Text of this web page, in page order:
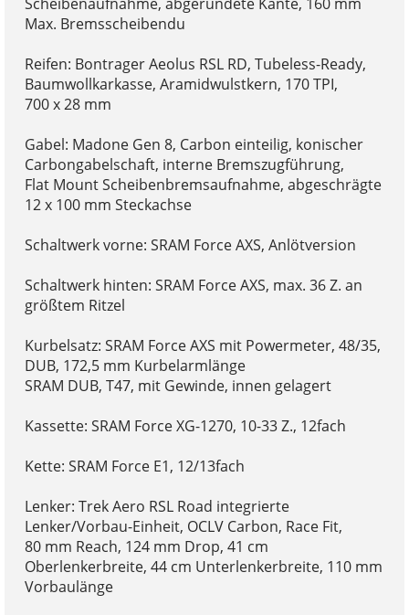
Max. Bremsscheibendu
Reifen: Bontrager Aeolus RSL RD, Tubeless-Ready,
Baumwollkarkasse, Aramidwulstkern, 170 TPI,
700 x 28 mm
Gabel: Madone Gen 8, Carbon einteilig, konischer
Carbongabelschaft, interne Bremszugführung,
Flat Mount Scheibenbremsaufnahme, abgeschrägte
12 x 100 mm Steckachse
Schaltwerk vorne: SRAM Force AXS, Anlötversion
Schaltwerk hinten: SRAM Force AXS, max. 36 Z. an
größtem Ritzel
Kurbelsatz: SRAM Force AXS mit Powermeter, 48/35,
DUB, 172,5 mm Kurbelarmlänge
SRAM DUB, T47, mit Gewinde, innen gelagert
Kassette: SRAM Force XG-1270, 10-33 Z., 12fach
Kette: SRAM Force E1, 12/13fach
Lenker: Trek Aero RSL Road integrierte
Lenker/Vorbau-Einheit, OCLV Carbon, Race Fit,
80 mm Reach, 124 mm Drop, 41 cm
Oberlenkerbreite, 44 cm Unterlenkerbreite, 110 mm
Vorbaulänge